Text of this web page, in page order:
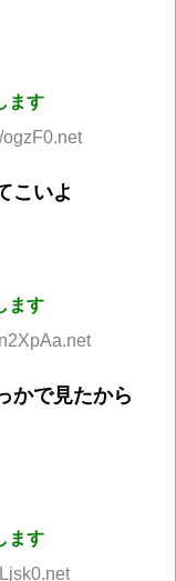
ます
こいよ
ます
かで見たから
ます